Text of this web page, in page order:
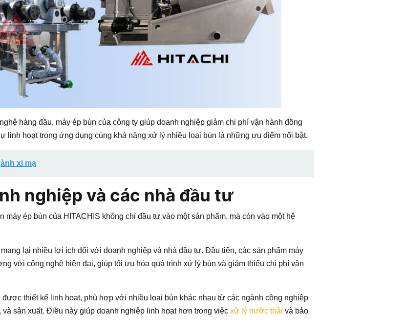
hàng đầu, máy ép bùn của công ty giúp doanh nghiệp giảm chi phí vận hành đồng
linh hoạt trong ứng dụng cùng khả năng xử lý nhiều loại bùn là những ưu điểm nổi bật.
xi mạ
nghiệp và các nhà đầu tư
máy ép bùn của HITACHIS không chỉ đầu tư vào một sản phẩm, mà còn vào một hệ
lại nhiều lợi ích đối với doanh nghiệp và nhà đầu tư. Đầu tiên, các sản phẩm máy
với công nghệ hiện đại, giúp tối ưu hóa quá trình xử lý bùn và giảm thiểu chi phí vận
thiết kế linh hoạt, phù hợp với nhiều loại bùn khác nhau từ các ngành công nghiệp
sản xuất. Điều này giúp doanh nghiệp linh hoạt hơn trong việc xử lý nước thải và bảo